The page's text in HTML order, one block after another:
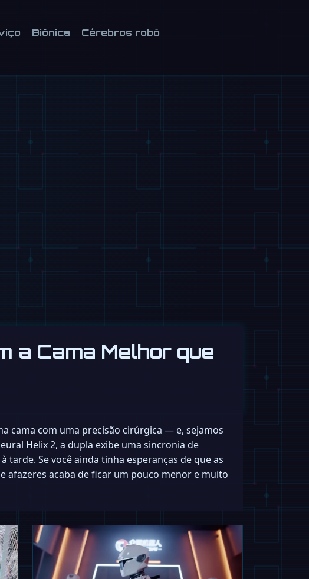
Biônica Cérebros robô
a Cama Melhor que
cama com uma precisão cirúrgica — e, sejamos
Helix 2, a dupla exibe uma sincronia de
Se você ainda tinha esperanças de que as
afazeres acaba de ficar um pouco menor e muito